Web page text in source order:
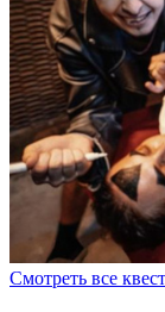
Смотреть все